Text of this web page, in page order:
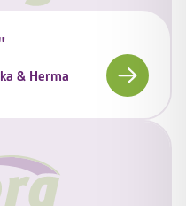
& Herma